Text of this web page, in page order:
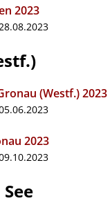
2023
(Westf.) 2023
2023